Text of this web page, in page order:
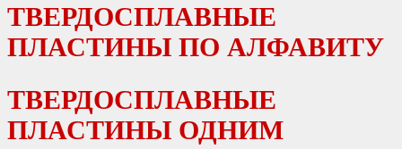
ТВЕРДОСПЛАВНЫЕ
ПЛАСТИНЫ ПО АЛФАВИТУ
ТВЕРДОСПЛАВНЫЕ
ПЛАСТИНЫ ОДНИМ